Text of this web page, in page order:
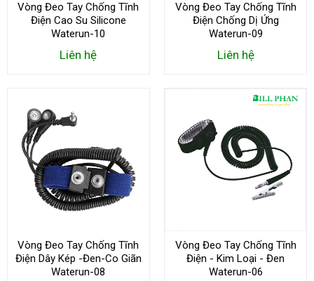
Vòng Đeo Tay Chống Tĩnh
Điện Cao Su Silicone
Waterun-10
Liên hệ
Vòng Đeo Tay Chống Tĩnh
Điện Chống Dị Ứng
Waterun-09
Liên hệ
Vòng Đeo Tay Chống Tĩnh
Điện Dây Kép -Đen-Co Giãn
Waterun-08
Vòng Đeo Tay Chống Tĩnh
Điện - Kim Loại - Đen
Waterun-06